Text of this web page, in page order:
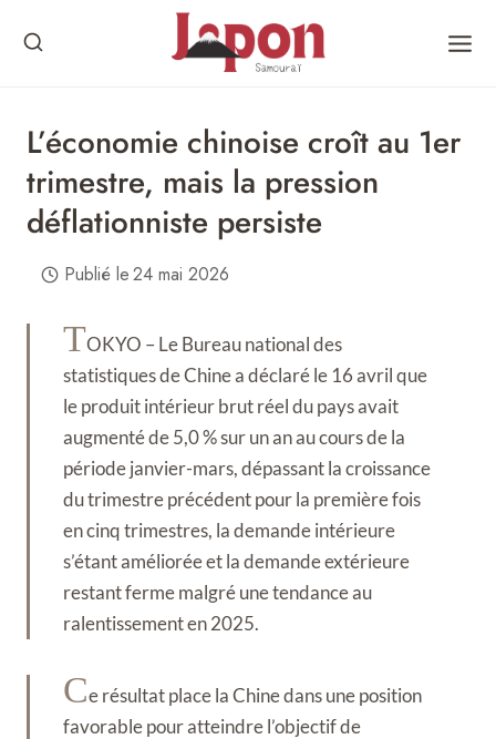
L’économie chinoise croît au 1er
trimestre, mais la pression
déflationniste persiste
Publié le24 mai 2026
TOKYO – Le Bureau national des
statistiques de Chine a déclaré le 16 avril que
le produit intérieur brut réel du pays avait
augmenté de 5,0 % sur un an au cours de la
période janvier-mars, dépassant la croissance
du trimestre précédent pour la première fois
en cinq trimestres, la demande intérieure
s’étant améliorée et la demande extérieure
restant ferme malgré une tendance au
ralentissement en 2025.
Ce résultat place la Chine dans une position
favorable pour atteindre l’objectif de